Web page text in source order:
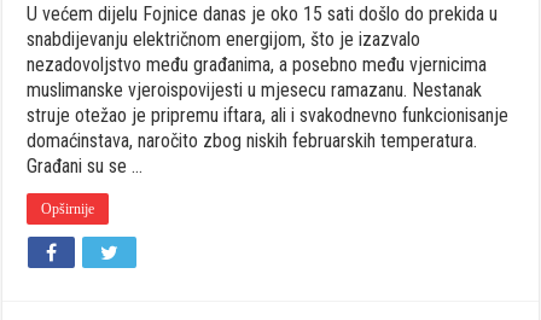
U većem dijelu Fojnice danas je oko 15 sati došlo do prekida u
snabdijevanju električnom energijom, što je izazvalo
nezadovoljstvo među građanima, a posebno među vjernicima
muslimanske vjeroispovijesti u mjesecu ramazanu. Nestanak
struje otežao je pripremu iftara, ali i svakodnevno funkcionisanje
domaćinstava, naročito zbog niskih februarskih temperatura.
Građani su se …
Opširnije